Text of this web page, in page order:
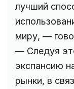
лучший
миру, —
— Следуя
экспансию
рынки, в